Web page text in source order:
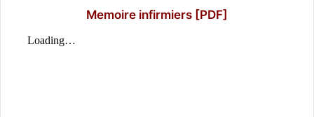
Memoire infirmiers [PDF]